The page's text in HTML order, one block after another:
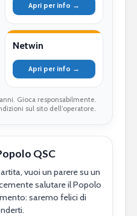
Apri per info →
Netwin
Apri per info →
Gioca responsabilmente.
sul sito dell’operatore.
QSC
vuoi un parere su un
salutare il Popolo
saremo felici di